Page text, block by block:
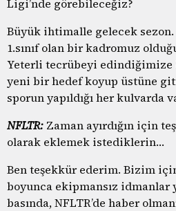
Ligi’nde görebileceğiz?
Büyük ihtimalle gelecek sezon.
1.sınıf olan bir kadromuz
Yeterli tecrübeyi edindiğimize
yeni bir hedef koyup üstüne
sporun yapıldığı her kulvarda
NFLTR: Zaman ayırdığın için
olarak eklemek istediklerin…
Ben teşekkür ederim. Bizim
boyunca ekipmansız idmanlar
basında, NFLTR’de haber